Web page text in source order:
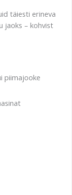
täiesti erineva
jaoks – kohvist
piimajooke